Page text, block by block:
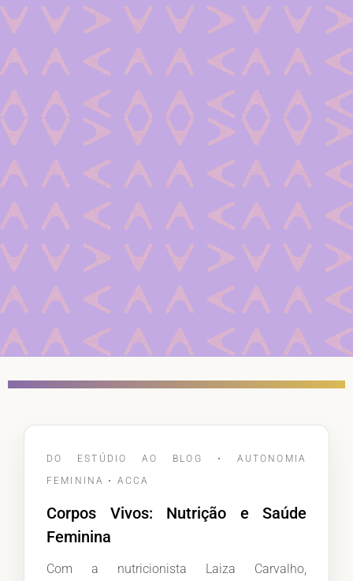
DO ESTÚDIO AO BLOG • AUTONOMIA
FEMININA • ACCA
Corpos Vivos: Nutrição e Saúde
Feminina
Com a nutricionista Laiza Carvalho,